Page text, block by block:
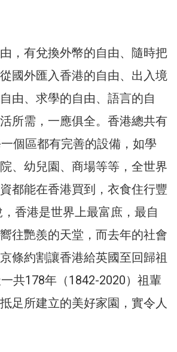
，有兌換外幣的自由、隨時把
國外匯入香港的自由、出入境
由、求學的自由、語言的自
所需，一應俱全。香港總共有
個區都有完善的設備，如學
、幼兒園、商場等等，全世界
都能在香港買到，衣食住行豐
香港是世界上最富庶，最自
往艷羨的天堂，而去年的社會
條約割讓香港給英國至回歸祖
共178年（1842-2020）祖輩
足所建立的美好家園，實令人